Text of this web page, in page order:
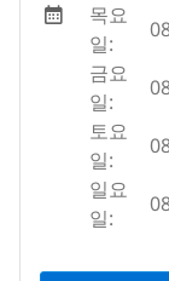
목요
일:
금요
일:
토요
일:
일요
일: